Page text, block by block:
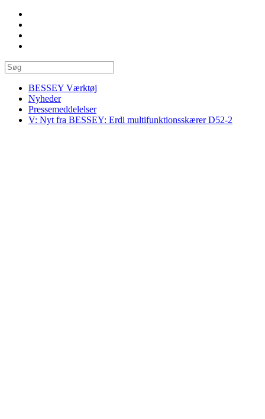
BESSEY Værktøj
Nyheder
Pressemeddelelser
V: Nyt fra BESSEY: Erdi multifunktionsskærer D52‑2